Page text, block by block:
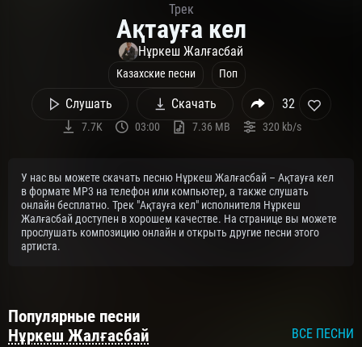
Трек
Ақтауға кел
Нұркеш Жалғасбай
Казахские песни Поп
Слушать Скачать 32
7.7K 03:00 7.36 MB 320 kb/s
У нас вы можете скачать песню Нұркеш Жалғасбай – Ақтауға кел
в формате MP3 на телефон или компьютер, а также слушать
онлайн бесплатно. Трек "Ақтауға кел" исполнителя Нұркеш
Жалғасбай доступен в хорошем качестве. На странице вы можете
прослушать композицию онлайн и открыть другие песни этого
артиста.
Популярные песни
Нұркеш Жалғасбай
ВСЕ ПЕСНИ